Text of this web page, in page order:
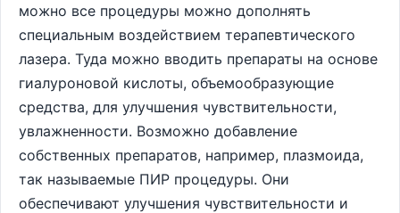
можно все процедуры можно дополнять
специальным воздействием терапевтического
лазера. Туда можно вводить препараты на основе
гиалуроновой кислоты, объемообразующие
средства, для улучшения чувствительности,
увлажненности. Возможно добавление
собственных препаратов, например, плазмоида,
так называемые ПИР процедуры. Они
обеспечивают улучшения чувствительности и